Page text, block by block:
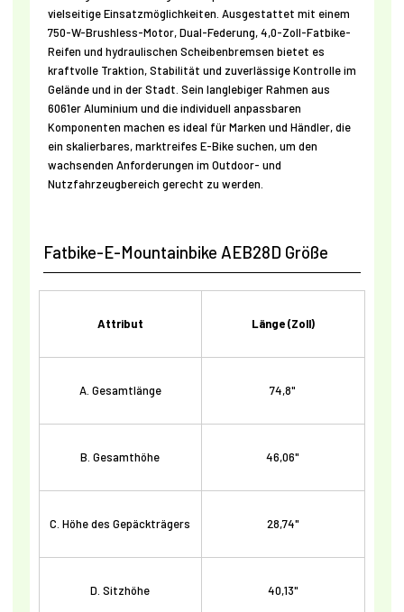
vielseitige Einsatzmöglichkeiten. Ausgestattet mit einem
750-W-Brushless-Motor, Dual-Federung, 4,0-Zoll-Fatbike-
Reifen und hydraulischen Scheibenbremsen bietet es
kraftvolle Traktion, Stabilität und zuverlässige Kontrolle im
Gelände und in der Stadt. Sein langlebiger Rahmen aus
6061er Aluminium und die individuell anpassbaren
Komponenten machen es ideal für Marken und Händler, die
ein skalierbares, marktreifes E-Bike suchen, um den
wachsenden Anforderungen im Outdoor- und
Nutzfahrzeugbereich gerecht zu werden.
Fatbike-E-Mountainbike AEB28D Größe
Attribut Länge (Zoll)
A. Gesamtlänge 74,8"
B. Gesamthöhe 46,06"
C. Höhe des Gepäckträgers 28,74"
D. Sitzhöhe 40,13"